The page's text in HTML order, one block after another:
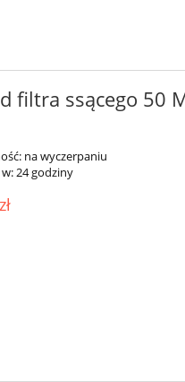
filtra ssącego 50
na wyczerpaniu
24 godziny